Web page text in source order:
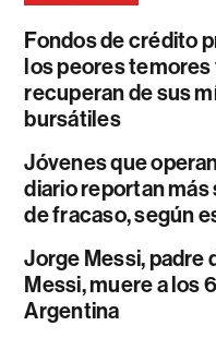
Fondos de crédito
los peores temores
recuperan de sus
bursátiles
Jóvenes que
diario reportan
de fracaso, según
Jorge Messi, padre
Messi, muere a los
Argentina